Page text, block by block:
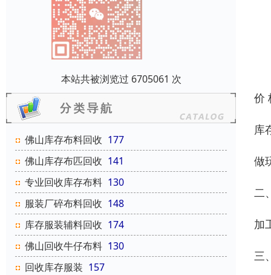
本站共被浏览过 6705061 次
佛山库存布料回收 177
佛山库存布匹回收 141
专业回收库存布料 130
服装厂碎布料回收 148
库存服装辅料回收 174
佛山回收牛仔布料 130
回收库存服装 157
价
库
做
二
加
三